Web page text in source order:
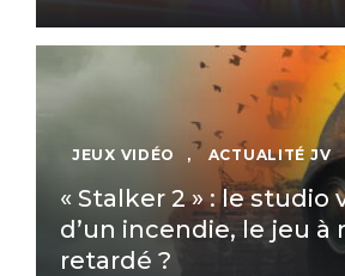
JEUX VIDÉO , ACTUALITÉ JV
« Stalker 2 » : le studio
d’un incendie, le jeu à
retardé ?